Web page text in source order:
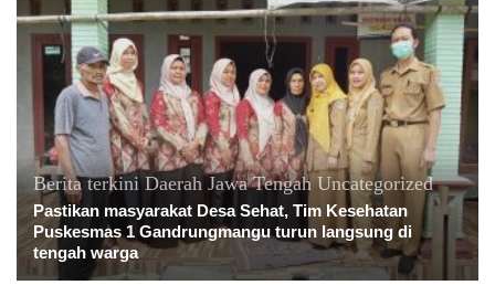
Berita terkini Daerah Jawa Tengah Uncategorized
Pastikan masyarakat Desa Sehat, Tim Kesehatan
Puskesmas 1 Gandrungmangu turun langsung di
tengah warga